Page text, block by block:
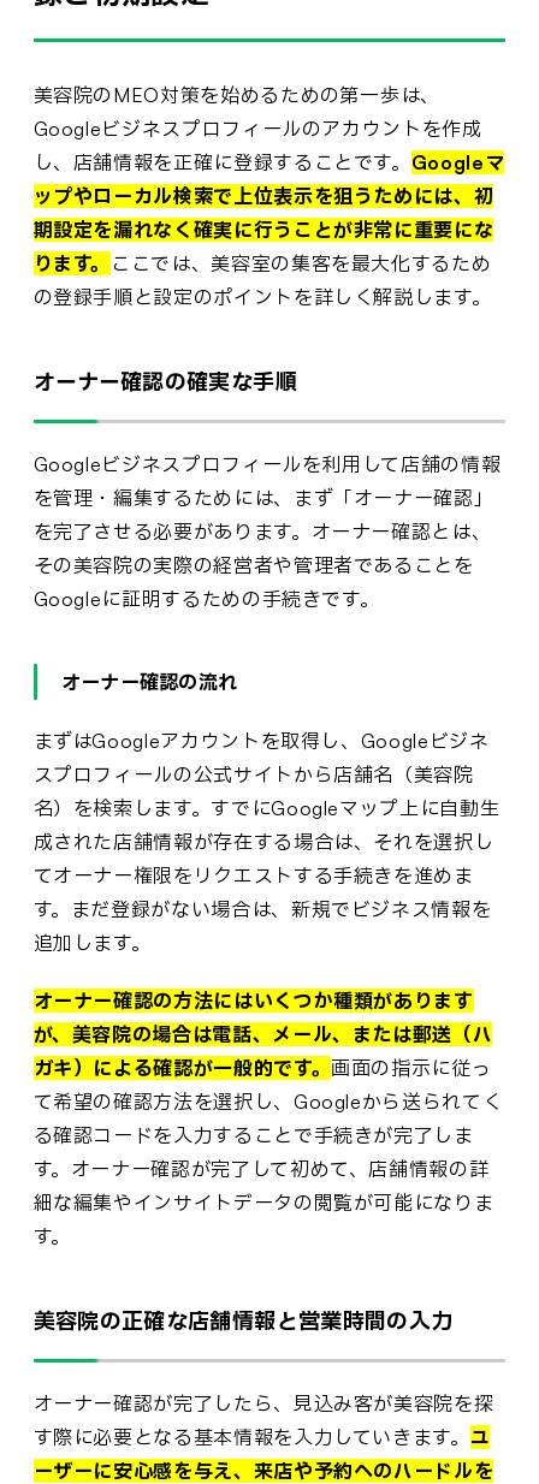
美容院のMEO対策を始めるための第一歩は、
Googleビジネスプロフィールのアカウントを作成
し、店舗情報を正確に登録することです。 Googleマ
ップやローカル検索で上位表示を狙うためには、初
期設定を漏れなく確実に行うことが非常に重要にな
ります。
ここでは、美容室の集客を最大化するため
の登録手順と設定のポイントを詳しく解説します。
オーナー確認の確実な手順
Googleビジネスプロフィールを利用して店舗の情報
を管理・編集するためには、まず「オーナー確認」
を完了させる必要があります。オーナー確認とは、
その美容院の実際の経営者や管理者であることを
Googleに証明するための手続きです。
オーナー確認の流れ
まずはGoogleアカウントを取得し、Googleビジネ
スプロフィールの公式サイトから店舗名（美容院
名）を検索します。すでにGoogleマップ上に自動生
成された店舗情報が存在する場合は、それを選択し
てオーナー権限をリクエストする手続きを進めま
す。まだ登録がない場合は、新規でビジネス情報を
追加します。
オーナー確認の方法にはいくつか種類があります
が、美容院の場合は電話、メール、または郵送（ハ
ガキ）による確認が一般的です。画面の指示に従っ
て希望の確認方法を選択し、Googleから送られてく
る確認コードを入力することで手続きが完了しま
す。オーナー確認が完了して初めて、店舗情報の詳
細な編集やインサイトデータの閲覧が可能になりま
す。
美容院の正確な店舗情報と営業時間の入力
オーナー確認が完了したら、見込み客が美容院を探
す際に必要となる基本情報を入力していきます。 ユ
ーザーに安心感を与え、来店や予約へのハードルを